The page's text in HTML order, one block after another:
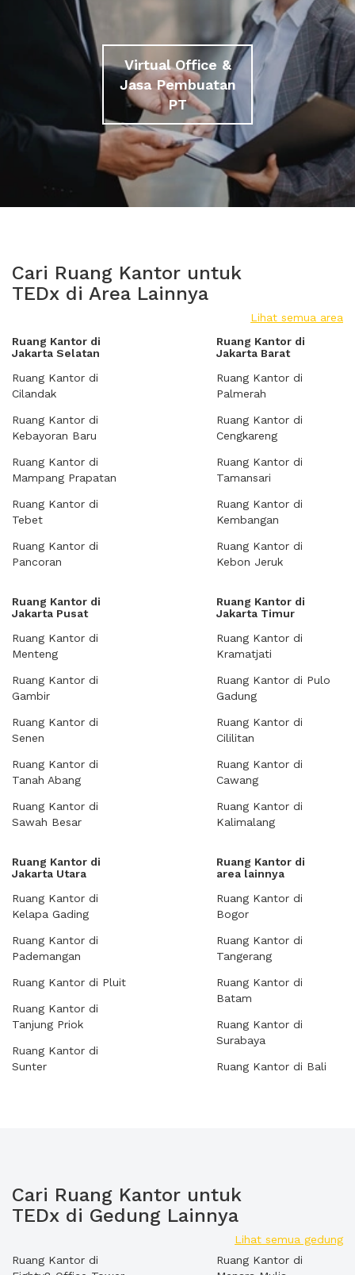
Virtual Office &
Jasa Pembuatan
PT
Cari Ruang Kantor untuk
TEDx di Area Lainnya
Lihat semua area
Ruang Kantor di
Jakarta Selatan
Ruang Kantor di
Cilandak
Ruang Kantor di
Kebayoran Baru
Ruang Kantor di
Mampang Prapatan
Ruang Kantor di
Tebet
Ruang Kantor di
Pancoran
Ruang Kantor di
Jakarta Barat
Ruang Kantor di
Palmerah
Ruang Kantor di
Cengkareng
Ruang Kantor di
Tamansari
Ruang Kantor di
Kembangan
Ruang Kantor di
Kebon Jeruk
Ruang Kantor di
Jakarta Pusat
Ruang Kantor di
Menteng
Ruang Kantor di
Gambir
Ruang Kantor di
Senen
Ruang Kantor di
Tanah Abang
Ruang Kantor di
Sawah Besar
Ruang Kantor di
Jakarta Timur
Ruang Kantor di
Kramatjati
Ruang Kantor di Pulo
Gadung
Ruang Kantor di
Cililitan
Ruang Kantor di
Cawang
Ruang Kantor di
Kalimalang
Ruang Kantor di
Jakarta Utara
Ruang Kantor di
Kelapa Gading
Ruang Kantor di
Pademangan
Ruang Kantor di Pluit
Ruang Kantor di
Tanjung Priok
Ruang Kantor di
Sunter
Ruang Kantor di
area lainnya
Ruang Kantor di
Bogor
Ruang Kantor di
Tangerang
Ruang Kantor di
Batam
Ruang Kantor di
Surabaya
Ruang Kantor di Bali
Cari Ruang Kantor untuk
TEDx di Gedung Lainnya
Lihat semua gedung
Ruang Kantor di
Ruang Kantor di